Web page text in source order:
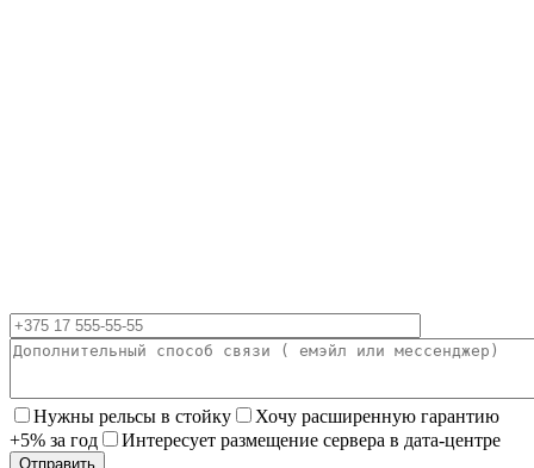
Нужны рельсы в стойку
Хочу расширенную гарантию
+5% за год
Интересует размещение сервера в дата-центре